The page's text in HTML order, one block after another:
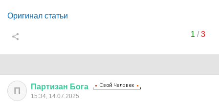
Оригинал статьи
1 /3
П Партизан Бога
15:34, 14.07.2025